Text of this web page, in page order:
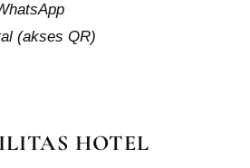
(akses QR)
HOTEL